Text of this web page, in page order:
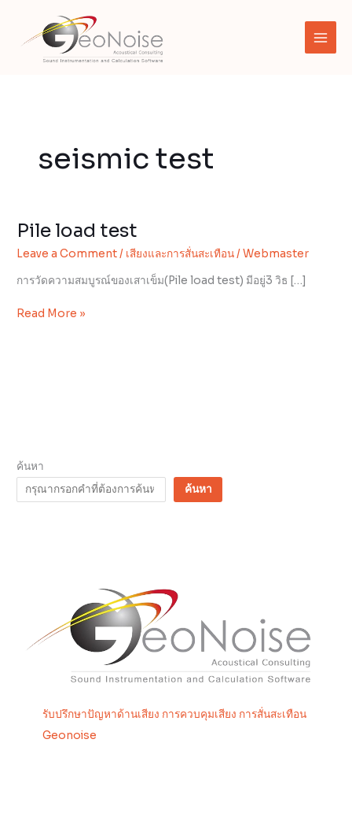
content
seismic test
Pile load test
Leave a Comment/ เสียงและการสั่นสะเทือน/Webmaster
การวัดความสมบูรณ์ของเสาเข็ม(Pile load test) มีอยู่3 วิธ […]
Pile
test
Read More »
ค้นหา
ค้นหา
รับปรึกษาปัญหาด้านเสียง การควบคุมเสียง การสั่นสะเทือน
Geonoise